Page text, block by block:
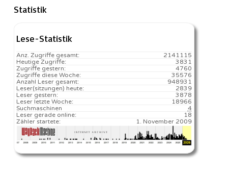
Statistik
Lese-Statistik
2141115
Anz. Zugriffe gesamt:
3831
Heutige Zugriffe:
4760
Zugriffe gestern:
35576
Zugriffe diese Woche:
948931
Anzahl Leser gesamt:
2839️
Leser(sitzungen) heute:
3878
Leser gestern:
18966️
Leser letzte Woche:
4
Suchmaschinen
18
Leser gerade online:
1. November 2009
Zähler startete: